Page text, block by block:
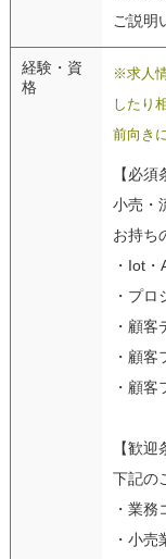
ご説明
経験・資
格
※求人
したり
前向き
【必須
小売・
お持ち
・Iot
・プ
・顧
・顧
・顧
【歓迎
下記の
・業
・小